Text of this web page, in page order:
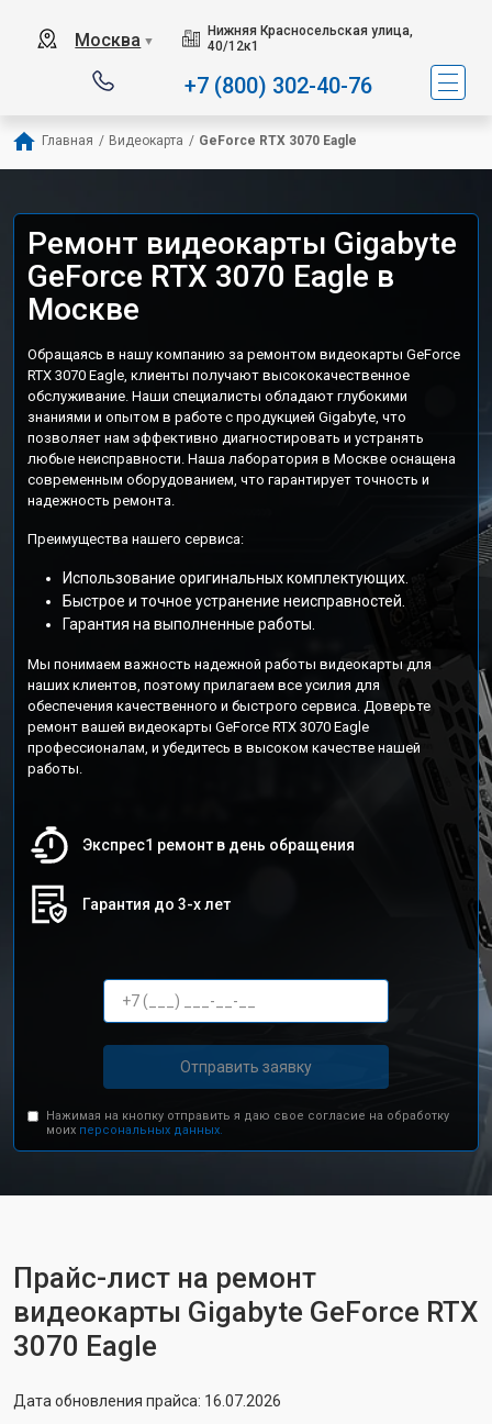
Москва ▼
Нижняя Красносельская улица,
40/12к1
+7 (800) 302-40-76
Главная / Видеокарта / GeForce RTX 3070 Eagle
Ремонт видеокарты Gigabyte
GeForce RTX 3070 Eagle в
Москве
Обращаясь в нашу компанию за ремонтом видеокарты GeForce
RTX 3070 Eagle, клиенты получают высококачественное
обслуживание. Наши специалисты обладают глубокими
знаниями и опытом в работе с продукцией Gigabyte, что
позволяет нам эффективно диагностировать и устранять
любые неисправности. Наша лаборатория в Москве оснащена
современным оборудованием, что гарантирует точность и
надежность ремонта.
Преимущества нашего сервиса:
Использование оригинальных комплектующих.
Быстрое и точное устранение неисправностей.
Гарантия на выполненные работы.
Мы понимаем важность надежной работы видеокарты для
наших клиентов, поэтому прилагаем все усилия для
обеспечения качественного и быстрого сервиса. Доверьте
ремонт вашей видеокарты GeForce RTX 3070 Eagle
профессионалам, и убедитесь в высоком качестве нашей
работы.
Экспрес1 ремонт в день обращения
Гарантия до 3-х лет
Отправить заявку
Нажимая на кнопку отправить я даю свое согласие на обработку
моих персональных данных.
Прайс-лист на ремонт
видеокарты Gigabyte GeForce RTX
3070 Eagle
Дата обновления прайса: 16.07.2026